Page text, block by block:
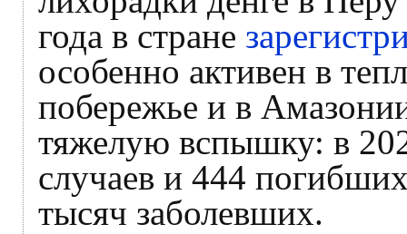
года в стране
особенно активен в
побережье и в
тяжелую вспышку: в
случаев и 444
тысяч заболевших.